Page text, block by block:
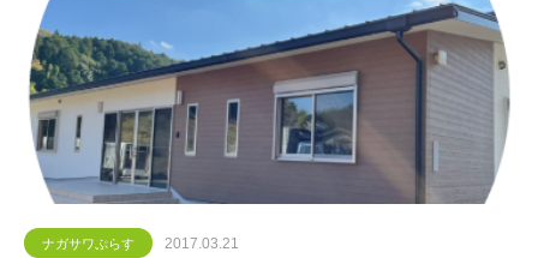
ナガサワぷらす 2017.03.21